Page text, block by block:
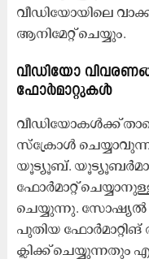
വീഡിയോയിലെ
ആനിമേറ്റ് ചെയ്യും.
വീഡിയോ
ഫോർമാറ്റുകൾ
വീഡിയോകൾക്ക്
സ്ക്രോൾ
യൂട്യൂബ്.
ഫോർമാറ്റ്
ചെയ്യുന്നു. സോഷ്യൽ
പുതിയ
ക്ലിക്ക് ചെയ്യുന്നതും